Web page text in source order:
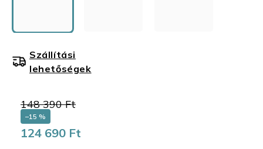
148 390 Ft
–15 %
124 690 Ft
Szállítási
lehetőségek